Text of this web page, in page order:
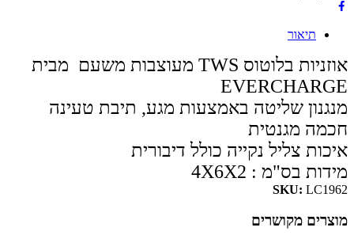
תיאור
אוזניות בלוטוס TWS מעוצבות משעם מבית
EVERCHARGE
מנגנון שליטה באמצעות מגע, תיבת טעינה
חכמה מגנטית
איכות צליל נקייה כולל דיבורית
מידות בס"מ : 4X6X2
SKU: LC1962
מוצרים מקושרים